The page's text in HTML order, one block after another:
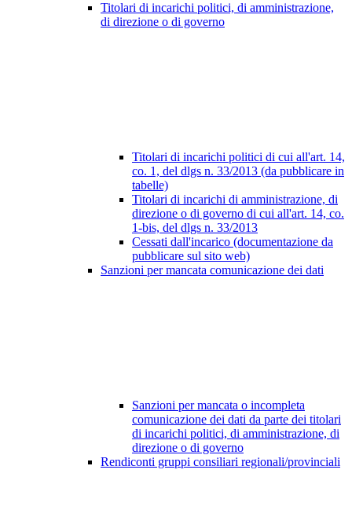
Titolari di incarichi politici, di amministrazione,
di direzione o di governo
Titolari di incarichi politici di cui all'art. 14,
co. 1, del dlgs n. 33/2013 (da pubblicare in
tabelle)
Titolari di incarichi di amministrazione, di
direzione o di governo di cui all'art. 14, co.
1-bis, del dlgs n. 33/2013
Cessati dall'incarico (documentazione da
pubblicare sul sito web)
Sanzioni per mancata comunicazione dei dati
Sanzioni per mancata o incompleta
comunicazione dei dati da parte dei titolari
di incarichi politici, di amministrazione, di
direzione o di governo
Rendiconti gruppi consiliari regionali/provinciali